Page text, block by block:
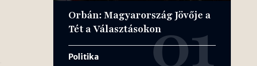
Orbán: Magyarország Jövője a
Tét a Választásokon
Politika